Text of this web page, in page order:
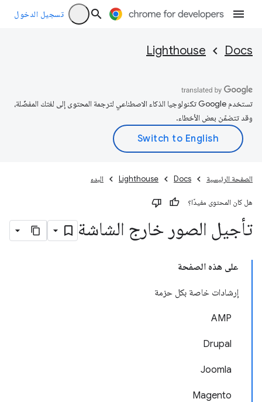
تسجيل الدخول
Docs
Lighthouse
تستخدم Google تكنولوجيا الذكاء الاصطناعي لترجمة المحتوى إلى لغتك المفضّلة،
وقد تتضمّن بعض الأخطاء.
الصفحة الرئيسية Docs
Lighthouse البدء
هل كان المحتوى مفيدًا؟
تأجيل الصور خارج الشاشة
على هذه الصفحة
إرشادات خاصة بكل حزمة
AMP
Drupal
Joomla
Magento